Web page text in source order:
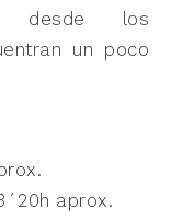
desde los
un poco
aprox.